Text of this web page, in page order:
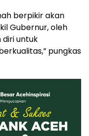
berpikir akan
Gubernur, oleh
untuk
pungkas